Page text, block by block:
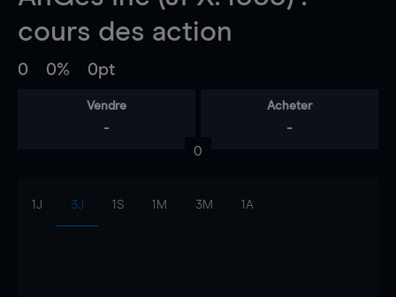
cours des action
0 0% 0pt
Vendre
-
Acheter
-
0
1J 3J 1S 1M 3M 1A